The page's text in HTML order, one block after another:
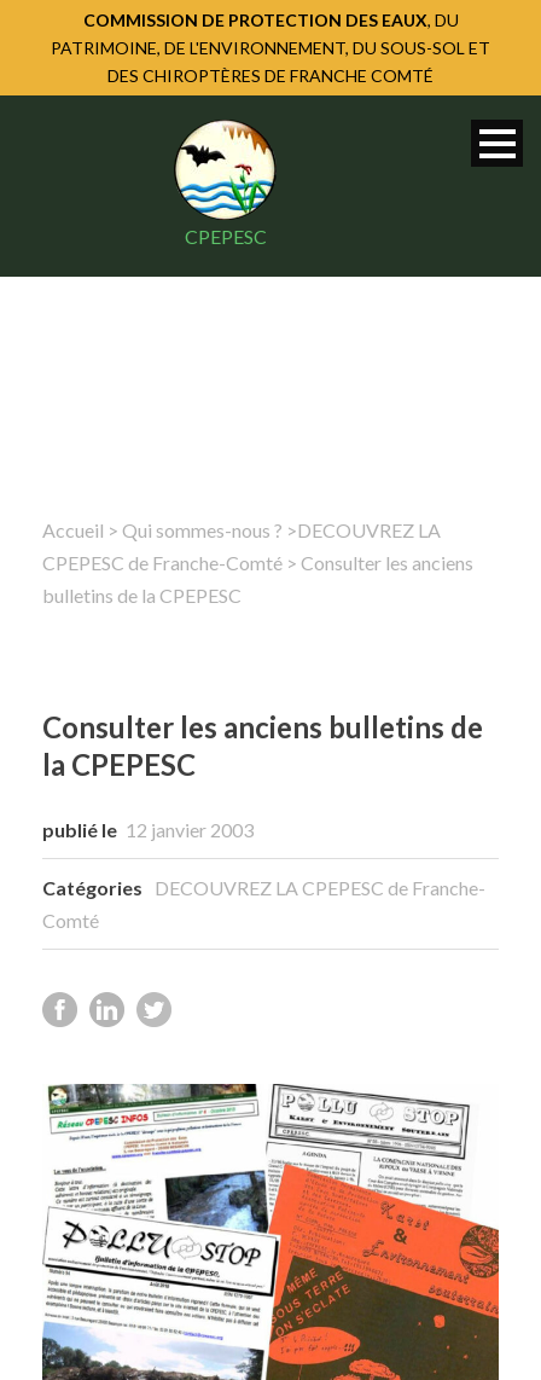
COMMISSION DE PROTECTION DES EAUX, DU
PATRIMOINE, DE L'ENVIRONNEMENT, DU SOUS-SOL ET
DES CHIROPTÈRES DE FRANCHE COMTÉ
CPEPESC
Rechercher
Accueil > Qui sommes-nous ? >DECOUVREZ LA
CPEPESC de Franche-Comté > Consulter les anciens
bulletins de la CPEPESC
Consulter les anciens bulletins de
la CPEPESC
publié le 12 janvier 2003
Catégories
DECOUVREZ LA CPEPESC de Franche-
Comté